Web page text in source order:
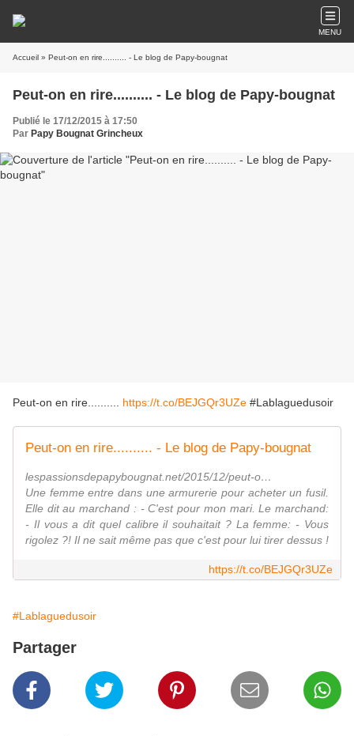
MENU
Accueil » Peut-on en rire.......... - Le blog de Papy-bougnat
Peut-on en rire.......... - Le blog de Papy-bougnat
Publié le 17/12/2015 à 17:50
Par Papy Bougnat Grincheux
Peut-on en rire.......... https://t.co/BEJGQr3UZe #Lablaguedusoir
Peut-on en rire.......... - Le blog de Papy-bougnat
lespassionsdepapybougnat.net/2015/12/peut-o…
Une femme entre dans une armurerie pour acheter un fusil.
Elle dit au marchand : - C'est pour mon mari. Le marchand:
- Il vous a dit quel calibre il souhaitait ? La femme: - Vous
rigolez ?! Il ne sait même pas que c'est pour lui tirer dessus !
https://t.co/BEJGQr3UZe
#Lablaguedusoir
Partager